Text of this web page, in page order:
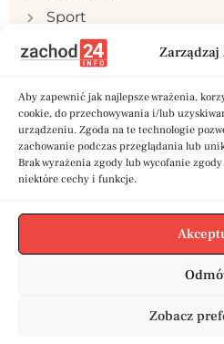
Zarządzaj
Aby zapewnić jak najlepsze wrażenia,
cookie, do przechowywania i/lub
urządzeniu. Zgoda na te technologie
zachowanie podczas przeglądania lub
Brak wyrażenia zgody lub wycofanie
niektóre cechy i funkcje.
Zobacz
Sport
Publicystyka
Samorząd
Polityka prywatności
Reklama
Kontakt
Copyright © 2024
ramach